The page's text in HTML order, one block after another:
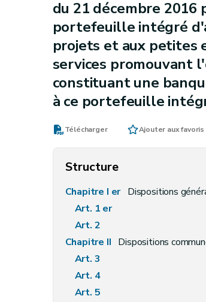
du 21 décembre
portefeuille intégré
projets et aux petites
services promouvant
constituant une
à ce portefeuille
Télécharger Ajouter aux favoris
Structure
Chapitre I er Dispositions
Art. 1 er
Art. 2
Chapitre II Dispositions
Art. 3
Art. 4
Art. 5